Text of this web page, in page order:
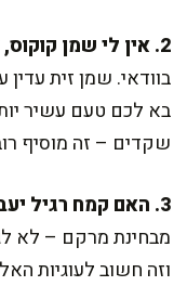
2. אין לי שמן קוקוס, אפשר להשתמש בשמן אחר?
בוודאי. שמן זית
בא לכם טעם עשיר
שקדים – זה מוסיף
3. האם קמח רגיל יעבוד במקום קמח שקדים?
מבחינת מרקם – לא
וזה חשוב לעוגיות